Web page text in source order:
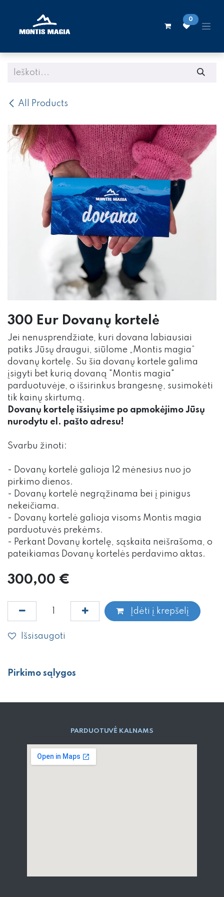
0
All Products
300 Eur Dovanų kortelė
Jei nenusprendžiate, kuri dovana labiausiai
patiks Jūsų draugui, siūlome „Montis magia“
dovanų kortelę. Su šia dovanų kortele galima
įsigyti bet kurią dovaną "Montis magia"
parduotuvėje, o išsirinkus brangesnę, susimokėti
tik kainų skirtumą.
Dovanų kortelę išsiųsime po apmokėjimo Jūsų
nurodytu el. pašto adresu!
Svarbu žinoti:
- Dovanų kortelė galioja 12 mėnesius nuo jo
pirkimo dienos.
- Dovanų kortelė negrąžinama bei į pinigus
nekeičiama.
- Dovanų kortelė galioja visoms Montis magia
parduotuvės prekėms.
- Perkant Dovanų kortelę, sąskaita neišrašoma, o
pateikiamas Dovanų kortelės perdavimo aktas.
300,00 €
Įdėti į krepšelį
Išsisaugoti
Pirkimo sąlygos
PARD​UOTUVĖ​ KALNAMS